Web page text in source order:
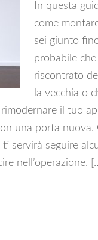
In questa
come
sei giunto
probabile
riscontrato
la vecchia o
il tuo
una porta nuova.
servirà seguire
nell’operazione.